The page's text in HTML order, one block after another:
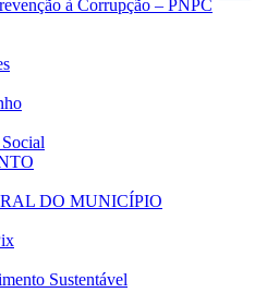
à Corrupção – PNPC
DO MUNICÍPIO
Sustentável